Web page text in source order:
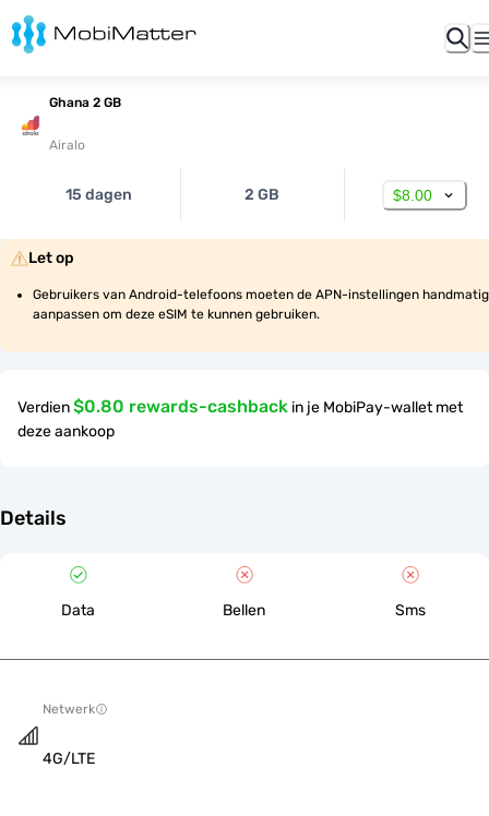
Ghana 2 GB
Airalo
15 dagen 2 GB $8.00
Let op
Gebruikers van Android-telefoons moeten de APN-instellingen handmatig
aanpassen om deze eSIM te kunnen gebruiken.
Verdien$0.80 rewards-cashback in je MobiPay-wallet met
deze aankoop
Details
Data Bellen Sms
Netwerk
4G/LTE